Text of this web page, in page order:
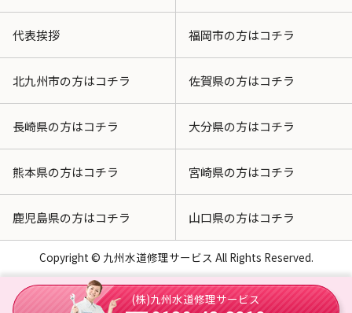
代表挨拶 福岡市の方はコチラ
北九州市の方はコチラ 佐賀県の方はコチラ
長崎県の方はコチラ 大分県の方はコチラ
熊本県の方はコチラ 宮崎県の方はコチラ
鹿児島県の方はコチラ 山口県の方はコチラ
Copyright © 九州水道修理サービス All Rights Reserved.
(株)九州水道修理サービス